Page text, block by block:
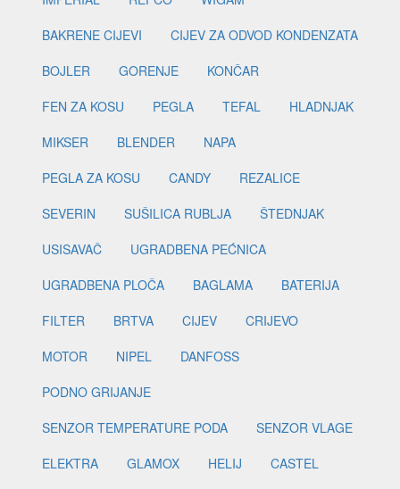
BAKRENE CIJEVI
CIJEV ZA ODVOD KONDENZATA
BOJLER
GORENJE
KONČAR
FEN ZA KOSU
PEGLA TEFAL
HLADNJAK
MIKSER
BLENDER
NAPA
PEGLA ZA KOSU
CANDY
REZALICE
SEVERIN
SUŠILICA RUBLJA
ŠTEDNJAK
USISAVAČ
UGRADBENA PEĆNICA
UGRADBENA PLOČA
BAGLAMA
BATERIJA
FILTER
BRTVA CIJEV
CRIJEVO
MOTOR
NIPEL
DANFOSS
PODNO GRIJANJE
SENZOR TEMPERATURE PODA
SENZOR VLAGE
ELEKTRA
GLAMOX HELIJ
CASTEL